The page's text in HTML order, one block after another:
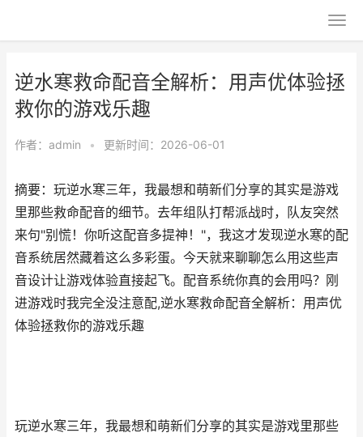
逆水寒救命配音全解析：用声优体验拯
救你的游戏乐趣
作者： admin • 更新时间：2026-06-01
摘要：玩逆水寒三年，我最想和萌新们分享的其实是游戏
里那些救命配音的细节。去年组队打帮派战时，队友突然
来句"别慌！你听这配音多提神！"，我这才发现逆水寒的配
音系统居然藏着这么多彩蛋。今天就来聊聊怎么用这些声
音设计让游戏体验直接起飞。配音系统你真的会用吗？刚
进游戏时我完全没注意配,逆水寒救命配音全解析：用声优
体验拯救你的游戏乐趣
玩逆水寒三年，我最想和萌新们分享的其实是游戏里那些